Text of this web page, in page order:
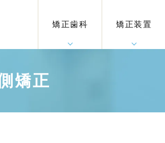
矯正歯科
れ
矯正装置
矯正装置
ン)
ースクリュー
矯正)
マイオブレー
矯正